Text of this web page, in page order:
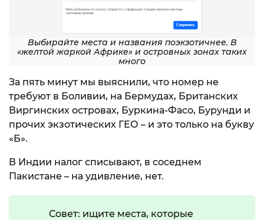
Выбирайте места и названия поэкзотичнее. В
«желтой жаркой Африке» и островных зонах таких
много
За пять минут мы выяснили, что номер не
требуют в Боливии, на Бермудах, Британских
Виргинских островах, Буркина-Фасо, Бурунди и
прочих экзотических ГЕО – и это только на букву
«Б».
В Индии налог списывают, в соседнем
Пакистане – на удивление, нет.
Совет: ищите места, которые